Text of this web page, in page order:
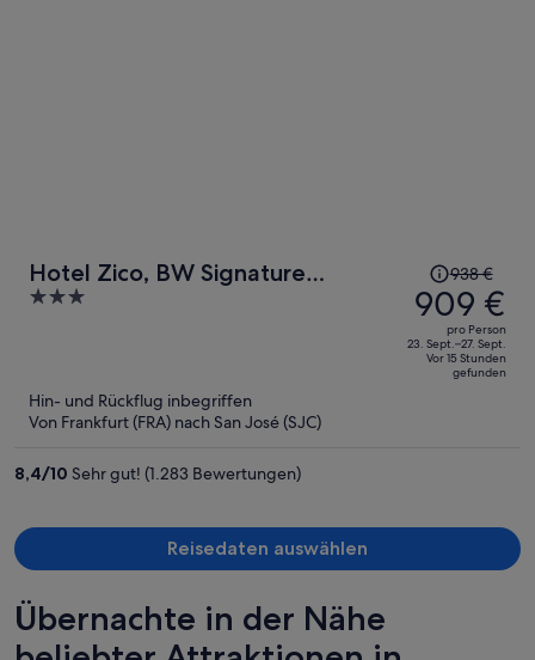
Hotel Zico, BW Signature
Collection
3
Der
Preis
betrug
938 €,
jetzt
938 €
909 €
pro Person
23. Sept.–27. Sept.
Vor 15 Stunden
gefunden
Hin- und Rückflug inbegriffen
Von Frankfurt (FRA) nach San José (SJC)
8,4/10 Sehr gut! (1.283 Bewertungen)
Reisedaten auswählen
Übernachte in der Nähe